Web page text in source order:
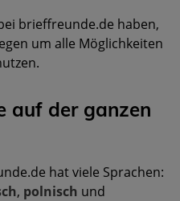
brieffreunde.de haben,
um alle Möglichkeiten
auf der ganzen
hat viele Sprachen:
, polnisch und